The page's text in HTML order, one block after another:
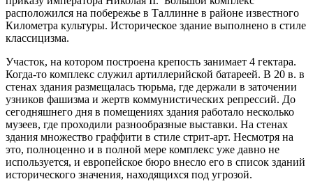
расположился на побережье в Таллинне в районе известного
Километра культуры. Историческое здание выполнено в стиле
классицизма.
Участок, на котором построена крепость занимает 4 гектара.
Когда-то комплекс служил артиллерийской батареей. В 20 в. в
стенах здания размещалась тюрьма, где держали в заточении
узников фашизма и жертв коммунистических репрессий. До
сегодняшнего дня в помещениях здания работало несколько
музеев, где проходили разнообразные выставки. На стенах
здания множество граффити в стиле стрит-арт. Несмотря на
это, полноценно и в полной мере комплекс уже давно не
используется, и европейское бюро внесло его в список зданий
исторического значения, находящихся под угрозой.